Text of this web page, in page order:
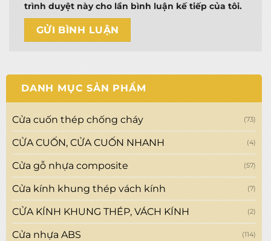
trình duyệt này cho lần bình luận kế tiếp của tôi.
DANH MỤC SẢN PHẨM
Cửa cuốn thép chống cháy (73)
CỬA CUỐN, CỬA CUỐN NHANH (4)
Cửa gỗ nhựa composite (57)
Cửa kính khung thép vách kính (7)
CỬA KÍNH KHUNG THÉP, VÁCH KÍNH (2)
Cửa nhựa ABS (114)